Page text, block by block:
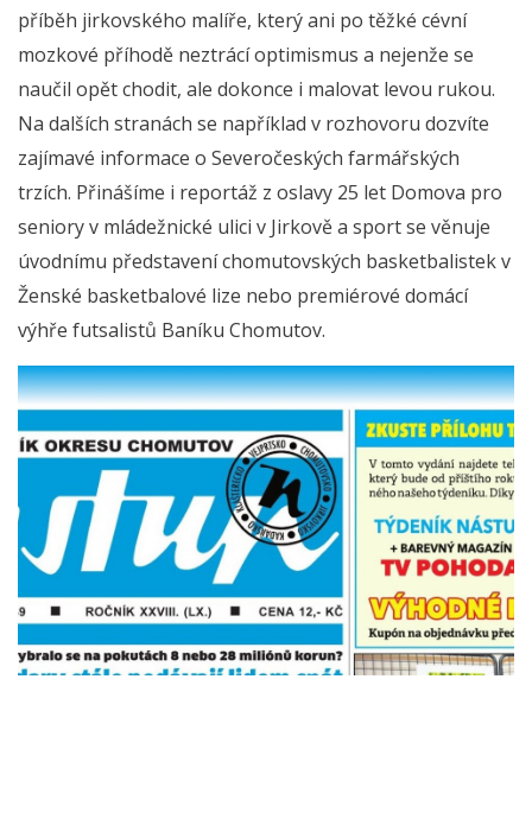
příběh jirkovského malíře, který ani po těžké cévní
mozkové příhodě neztrácí optimismus a nejenže se
naučil opět chodit, ale dokonce i malovat levou rukou.
Na dalších stranách se například v rozhovoru dozvíte
zajímavé informace o Severočeských farmářských
trzích. Přinášíme i reportáž z oslavy 25 let Domova pro
seniory v mládežnické ulici v Jirkově a sport se věnuje
úvodnímu představení chomutovských basketbalistek v
Ženské basketbalové lize nebo premiérové domácí
výhře futsalistů Baníku Chomutov.